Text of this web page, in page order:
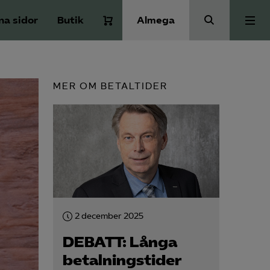
sidor Butik Almega
Kontakt
Kollektivavtal och försäkringar
Aktuellt
MER OM BETALTIDER
2 december 2025
DEBATT: Långa
betalningstider